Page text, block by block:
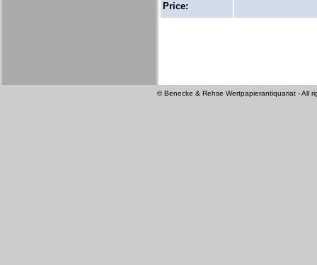
Price:
© Benecke & Rehse Wertpapierantiquariat - All